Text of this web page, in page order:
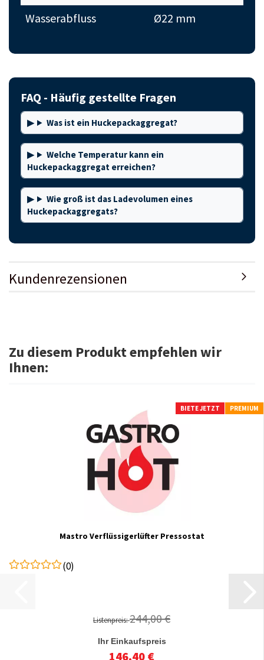
Wasserabfluss
Ø22 mm
FAQ - Häufig gestellte Fragen
Was ist ein Huckepackaggregat?
Welche Temperatur kann ein
Huckepackaggregat erreichen?
Wie groß ist das Ladevolumen eines
Huckepackaggregats?
Kundenrezensionen
Zu diesem Produkt empfehlen wir
Ihnen:
BIETE JETZT PREMIUM
Mastro Verflüssigerlüfter Pressostat
(0)
Listenpreis:244,00 €
Ihr Einkaufspreis
146,40 €